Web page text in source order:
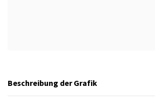
Beschreibung der Grafik